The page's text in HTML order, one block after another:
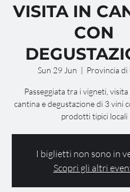
VISITA IN
CON
Sun 29 Jun
  |
Provincia di
Passeggiata tra i vigneti,
cantina e degustazione di 3 vini
prodotti tipici locali
I biglietti non sono in
Scopri gli altri